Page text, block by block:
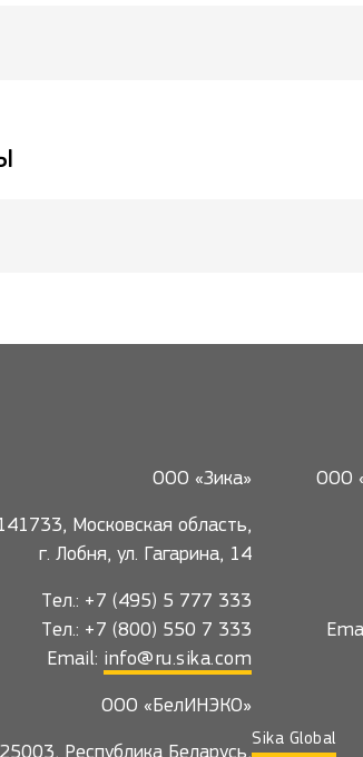
ООО «Зика»
Московская область,
г. Лобня, ул. Гагарина, 14
Тел.: +7 (495) 5 777 333
Тел.: +7 (800) 550 7 333
Email: info@ru.sika.com
ООО
ООО «БелИНЭКО»
Sika Global